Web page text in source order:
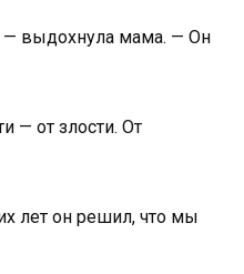
— выдохнула мама. — Он
— от злости. От
лет он решил, что мы